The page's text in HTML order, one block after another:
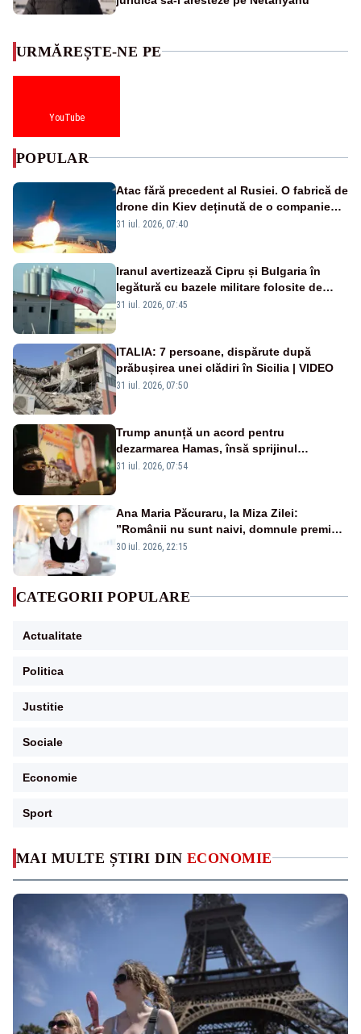
MAI MULTE ȘTIRI DIN ECONOMIE
URMĂREȘTE-NE PE
YouTube
POPULAR
Atac fără precedent al Rusiei. O fabrică de
drone din Kiev deținută de o companie
americană, distrusă de o rachetă
31 iul. 2026, 07:40
Iranul avertizează Cipru și Bulgaria în
legătură cu bazele militare folosite de
SUA
31 iul. 2026, 07:45
ITALIA: 7 persoane, dispărute după
prăbușirea unei clădiri în Sicilia | VIDEO
31 iul. 2026, 07:50
Trump anunță un acord pentru
dezarmarea Hamas, însă sprijinul
Israelului rămâne incert
31 iul. 2026, 07:54
Ana Maria Păcuraru, la Miza Zilei:
”Românii nu sunt naivi, domnule premier
Bolojan”
30 iul. 2026, 22:15
CATEGORII POPULARE
Actualitate
Politica
Justitie
Sociale
Economie
Sport